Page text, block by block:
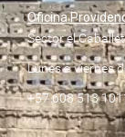
Oficina
Sector el
Lunes a viernes
+57 608 513